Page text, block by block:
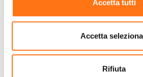
Accetta tutti
Accetta
Rifiuta
avançados, juntamente com
dispositivos de hardware
apoiar a atividade de picking,
organização dos
dos recursos operacionais